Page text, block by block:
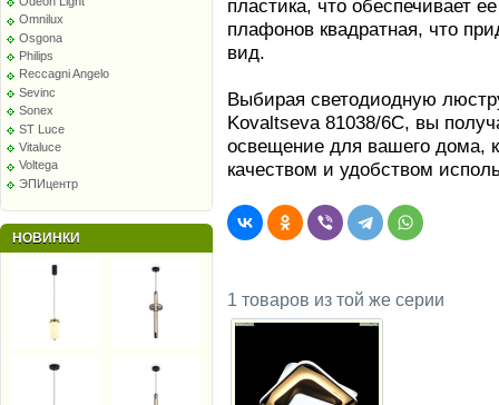
Omnilux
Osgona
Philips
Reccagni Angelo
Sevinc
Sonex
ST Luce
Vitaluce
Voltega
ЭПИцентр
НОВИНКИ
пластика, что обеспечивает
плафонов квадратная, что
вид.
Выбирая светодиодную
Kovaltseva 81038/6C, вы
освещение для вашего дома,
качеством и удобством
1 товаров из той же серии